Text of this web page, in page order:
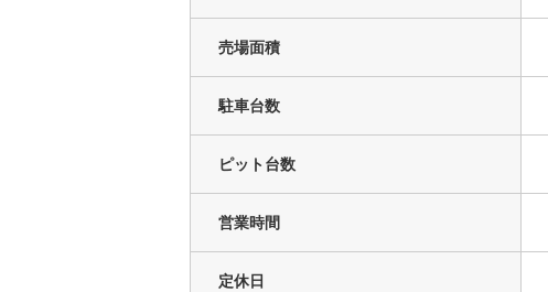
売場面積
駐車台数
ピット台数
営業時間
定休日